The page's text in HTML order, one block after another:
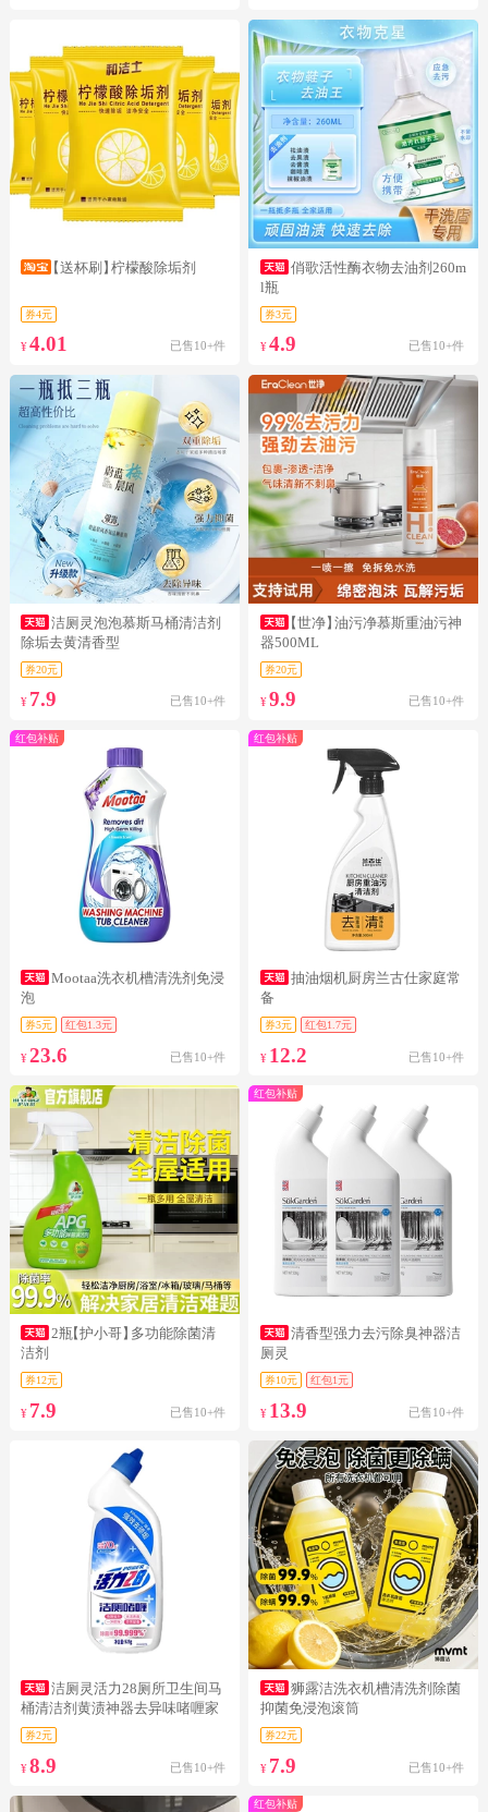
【送杯刷】柠檬酸除垢剂
券4元
¥ 4.01 已售10+件
俏歌活性酶衣物去油剂260m
l瓶
券3元
¥4.9 已售10+件
洁厕灵泡泡慕斯马桶清洁剂
除垢去黄清香型
券20元
¥ 7.9 已售10+件
【世净】油污净慕斯重油污神
器500ML
券20元
¥9.9 已售10+件
红包补贴
Mootaa洗衣机槽清洗剂免浸
泡
券5元 红包1.3元
¥ 23.6 已售10+件
红包补贴
抽油烟机厨房兰古仕家庭常
备
券3元 红包1.7元
¥ 12.2 已售10+件
2瓶【护小哥】多功能除菌清
洁剂
券12元
¥ 7.9 已售10+件
红包补贴
清香型强力去污除臭神器洁
厕灵
券10元 红包1元
¥ 13.9 已售10+件
洁厕灵活力28厕所卫生间马
桶清洁剂黄渍神器去异味啫喱家
用清洁
券2元
¥ 8.9 已售10+件
狮露洁洗衣机槽清洗剂除菌
抑菌免浸泡滚筒
券22元
¥ 7.9 已售10+件
红包补贴